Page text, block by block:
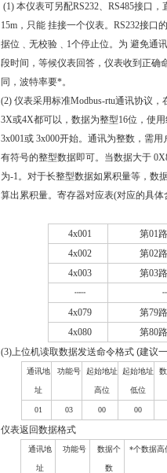
(1) 本仪表可另配RS232、RS485接口
15m，只能 挂接一个仪表。RS232接
据位﹑无校验﹑1个停止位。为 避免通
段时间，等候仪表回答，仪表收到正确
同，波特率要*。
(2) 仪表采用标准Modbus-rtu通讯协议
3X或4X都可以，数据为整型16位，使
3x001或 3x000开始。通讯为整数，需
有符号的整型数据即可。当数据大于
为-1。对于长整型数据如累积量等，数
算出累积量。 寄存器对应表(对应的具
4x001 第01
4x002
第02
4x003
第03
┄┄
4x079
第79
4x080
第80
(3)上位机读取数据发送命令格式 (建议
通讯地
址
功能号 起始地址
高位
起始地址
低位
01 03 00 00
仪表返回数据格式
通讯地
址
功能号 数据个
数
*个数据高